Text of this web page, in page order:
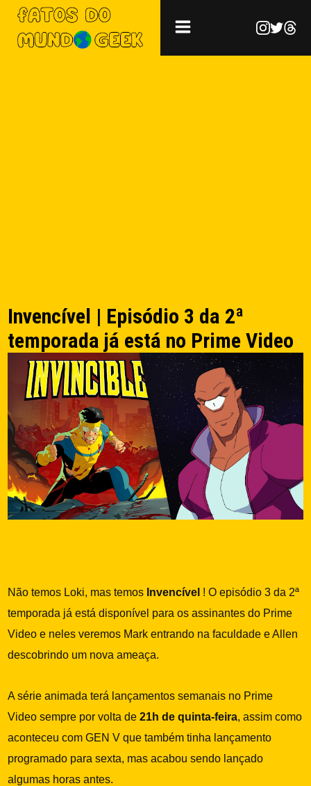
Invencível | Episódio 3 da 2ª
temporada já está no Prime Video
Não temos Loki, mas temos Invencível ! O episódio 3 da 2ª
temporada já está disponível para os assinantes do Prime
Video e neles veremos Mark entrando na faculdade e Allen
descobrindo um nova ameaça.
A série animada terá lançamentos semanais no Prime
Video sempre por volta de 21h de quinta-feira, assim como
aconteceu com GEN V que também tinha lançamento
programado para sexta, mas acabou sendo lançado
algumas horas antes.